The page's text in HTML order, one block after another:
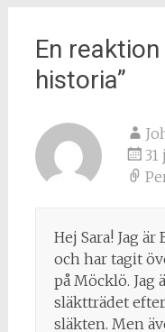
En reaktion
historia”
31
Hej Sara! Jag
och har tagit
på Möcklö. Jag
släktträdet
släkten. Men